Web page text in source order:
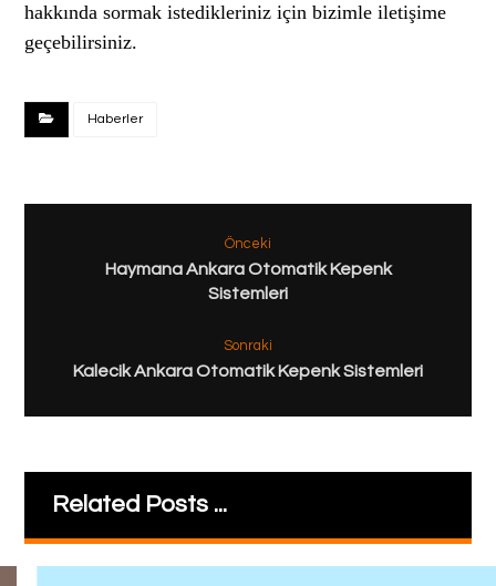
hakkında sormak istedikleriniz için bizimle iletişime
geçebilirsiniz.
Haberler
Önceki
Haymana Ankara Otomatik Kepenk
Sistemleri
Sonraki
Kalecik Ankara Otomatik Kepenk Sistemleri
Related Posts ...